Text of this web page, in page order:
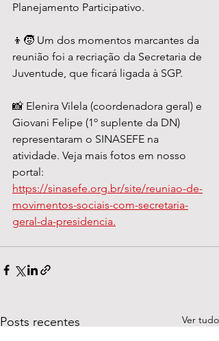
Planejamento Participativo.
👦🧒 Um dos momentos marcantes da
reunião foi a recriação da Secretaria de
Juventude, que ficará ligada à SGP.
📸 Elenira Vilela (coordenadora geral) e
Giovani Felipe (1º suplente da DN)
representaram o SINASEFE na
atividade. Veja mais fotos em nosso
portal:
https://sinasefe.org.br/site/reuniao-de-
movimentos-sociais-com-secretaria-
geral-da-presidencia.
Posts recentes Ver tudo